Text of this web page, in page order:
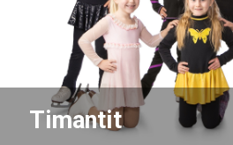
Timantit
Previous